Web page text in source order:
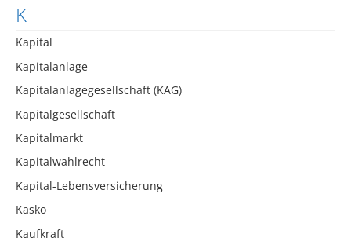
K
Kapital
Kapitalanlage
Kapitalanlagegesellschaft (KAG)
Kapitalgesellschaft
Kapitalmarkt
Kapitalwahlrecht
Kapital-Lebensversicherung
Kasko
Kaufkraft